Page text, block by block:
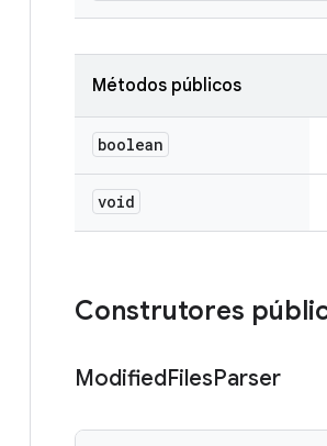
Métodos públicos
boolean
void
Construtores
ModifiedFilesParser